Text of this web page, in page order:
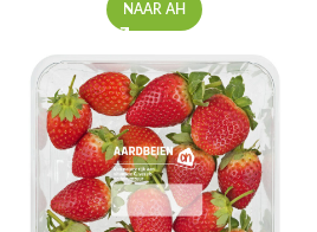
NAAR AH